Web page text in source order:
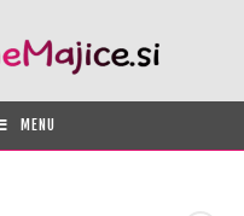
MENU